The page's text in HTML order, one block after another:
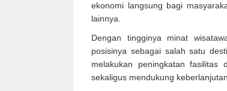
ekonomi langsung bagi
lainnya.
Dengan tingginya minat
posisinya sebagai salah satu
melakukan peningkatan fasilitas
sekaligus mendukung